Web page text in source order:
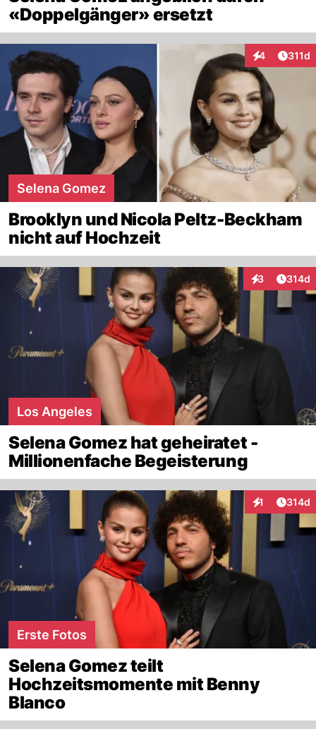
«Doppelgänger» ersetzt
4
Interaktionen
311d
Selena Gomez
Brooklyn und Nicola Peltz-Beckham
nicht auf Hochzeit
3
Interaktionen
314d
Los Angeles
Selena Gomez hat geheiratet -
Millionenfache Begeisterung
1
Interaktionen
314d
Erste Fotos
Selena Gomez teilt
Hochzeitsmomente mit Benny
Blanco